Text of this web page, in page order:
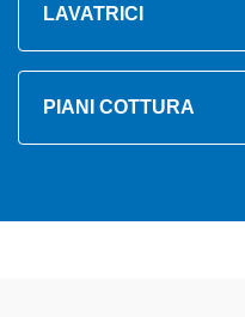
LAVATRICI
PIANI COTTURA